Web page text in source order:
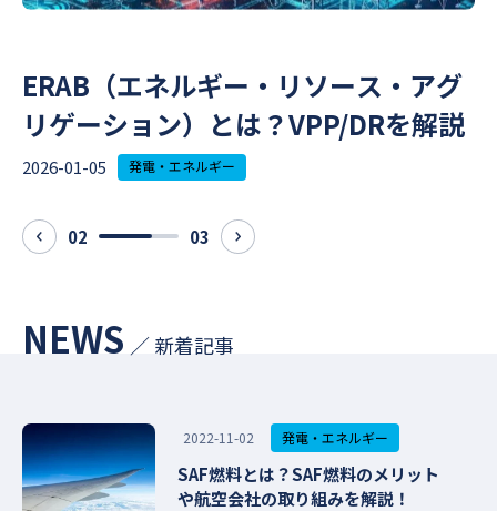
prev 02 03 next
2026-01-05 発電・エネルギー
ERAB（エネルギー・リソース・アグ
リゲーション）とは？VPP/DRを解説
NEWS ／ 新着記事
2022-11-02 発電・エネルギー
SAF燃料とは？SAF燃料のメリット
や航空会社の取り組みを解説！